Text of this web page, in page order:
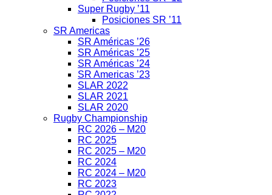
Super Rugby ’11
Posiciones SR ’11
SR Americas
SR Américas ’26
SR Américas ’25
SR Américas ’24
SR Americas ’23
SLAR 2022
SLAR 2021
SLAR 2020
Rugby Championship
RC 2026 – M20
RC 2025
RC 2025 – M20
RC 2024
RC 2024 – M20
RC 2023